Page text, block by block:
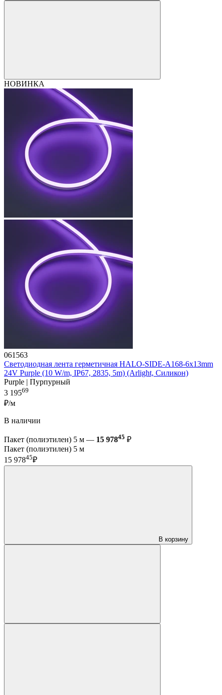
НОВИНКА
061563
Светодиодная лента герметичная HALO-SIDE-A168-6x13mm
24V Purple (10 W/m, IP67, 2835, 5m) (Arlight, Силикон)
Purple | Пурпурный
3 19569
₽/м
В наличии
Пакет (полиэтилен) 5 м — 15 97845 ₽
Пакет (полиэтилен) 5 м
15 97845₽
В корзину